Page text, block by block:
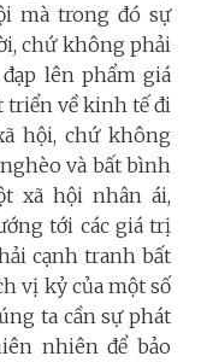
mà trong đó sự
chứ không phải
lên phẩm giá
triển về kinh tế đi
hội, chứ không
và bất bình
xã hội nhân ái,
tới các giá trị
cạnh tranh bất
vị kỷ của một số
ta cần sự phát
nhiên để bảo